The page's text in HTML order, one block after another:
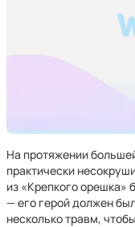
На протяжении
практически
из «Крепкого орешка»
— его герой должен
несколько травм,